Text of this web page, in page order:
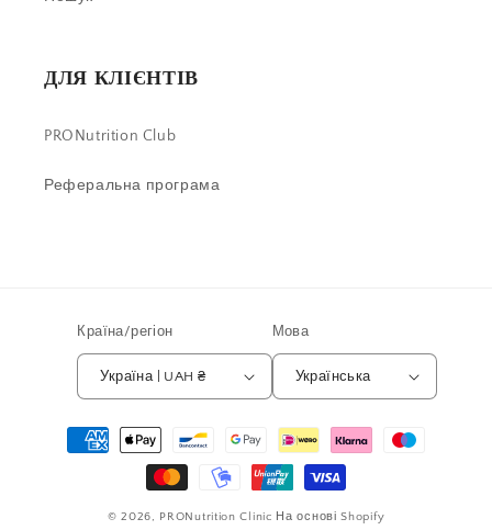
ДЛЯ КЛІЄНТІВ
PRONutrition Club
Реферальна програма
Країна/регіон
Україна | UAH ₴
Мова
Українська
Способи
© 2026, PRONutrition Clinic На основі Shopify